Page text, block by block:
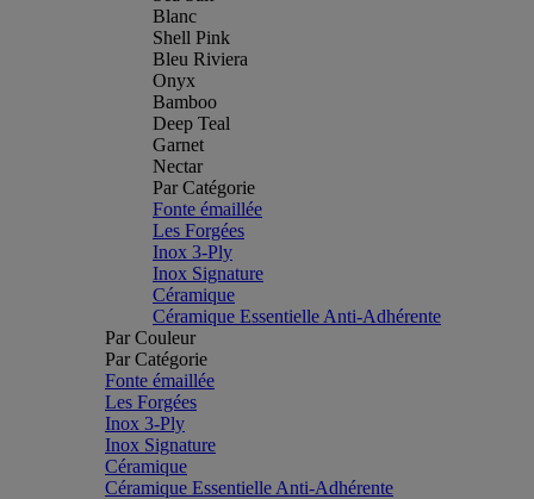
Blanc
Shell Pink
Bleu Riviera
Onyx
Bamboo
Deep Teal
Garnet
Nectar
Par Catégorie
Fonte émaillée
Les Forgées
Inox 3-Ply
Inox Signature
Céramique
Céramique Essentielle Anti-Adhérente
Par Couleur
Par Catégorie
Fonte émaillée
Les Forgées
Inox 3-Ply
Inox Signature
Céramique
Céramique Essentielle Anti-Adhérente